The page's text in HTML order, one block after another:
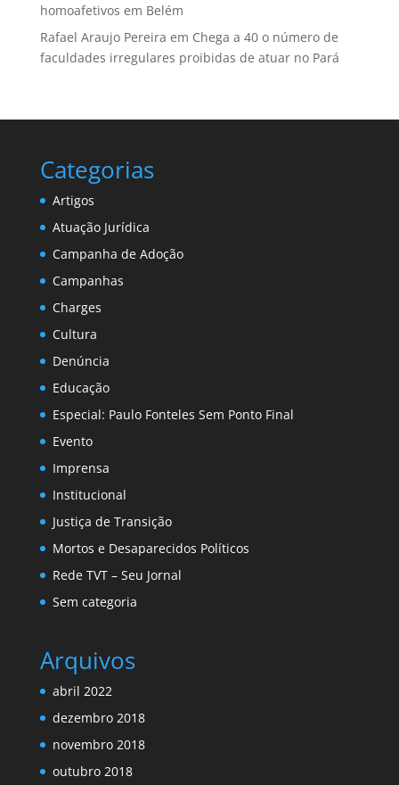
homoafetivos em Belém
Rafael Araujo Pereira em Chega a 40 o número de
faculdades irregulares proibidas de atuar no Pará
Categorias
Artigos
Atuação Jurídica
Campanha de Adoção
Campanhas
Charges
Cultura
Denúncia
Educação
Especial: Paulo Fonteles Sem Ponto Final
Evento
Imprensa
Institucional
Justiça de Transição
Mortos e Desaparecidos Políticos
Rede TVT – Seu Jornal
Sem categoria
Arquivos
abril 2022
dezembro 2018
novembro 2018
outubro 2018